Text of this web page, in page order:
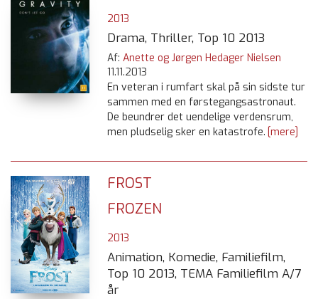
2013
Drama, Thriller, Top 10 2013
Af: Anette og Jørgen Hedager Nielsen
11.11.2013
En veteran i rumfart skal på sin sidste tur
sammen med en førstegangsastronaut.
De beundrer det uendelige verdensrum,
men pludselig sker en katastrofe. [mere]
FROST
FROZEN
2013
Animation, Komedie, Familiefilm,
Top 10 2013, TEMA Familiefilm A/7
år